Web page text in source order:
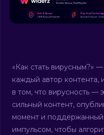
«Как стать вирусным?»
каждый автор контента,
в том, что вирусность —
сильный контент,
момент и
импульсом, чтобы